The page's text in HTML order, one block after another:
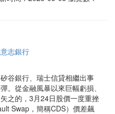
志銀行
谷銀行、瑞士信貸相繼出事
。從金融風暴以來巨幅虧損、
之的，3月24日股價一度重挫
Swap，簡稱CDS）價差飆